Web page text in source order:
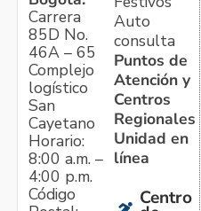
Carrera
85D No.
46A – 65
Complejo
logístico
San
Cayetano
Horario:
8:00 a.m. –
4:00 p.m.
Código
Auto
consulta
Puntos de
Atención y
Centros
Regionales
Unidad en
línea
Centro